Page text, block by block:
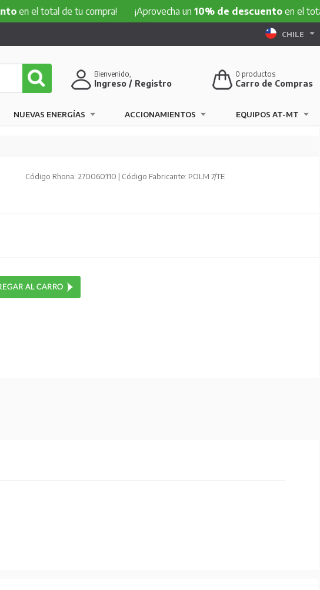
de tu compra! ¡Aprovecha un10% de descuentoen el total de tu
CHILE
0 productos
Carro de Compras
Bienvenido,
Ingreso / Registro
NUEVAS ENERGÍAS ACCIONAMIENTOS EQUIPOS AT-MT
Código Rhona: 270060110 | Código Fabricante: POLM 7/TE